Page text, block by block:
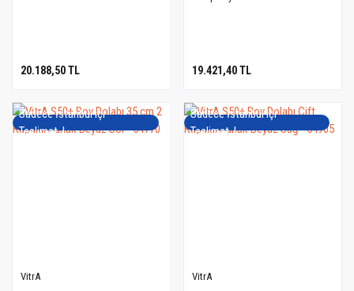
20.188,50 TL 19.421,40 TL
Sadece İstanbul içi
Teslimat..!
VitrA
Sadece İstanbul içi
Teslimat..!
VitrA